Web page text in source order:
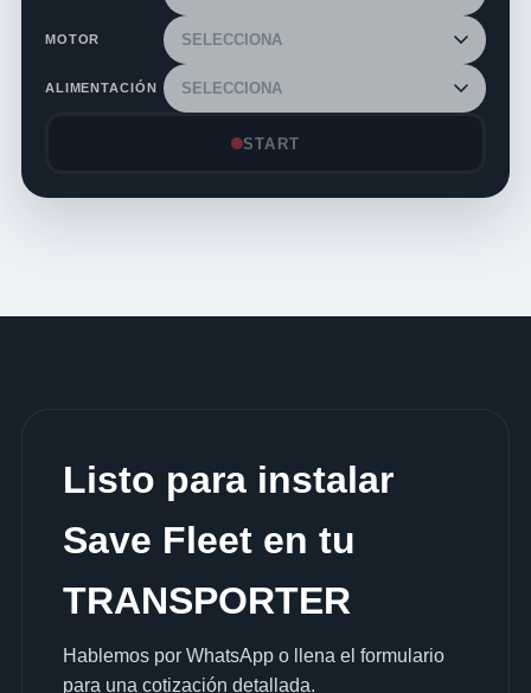
MOTOR
ALIMENTACIÓN
START
Listo para instalar
Save Fleet en tu
TRANSPORTER
Hablemos por WhatsApp o llena el formulario
para una cotización detallada.